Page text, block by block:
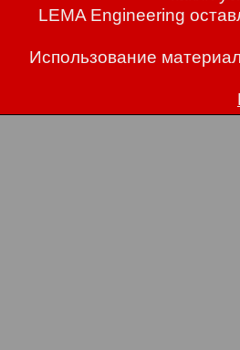
LEMA Engineering
Использование